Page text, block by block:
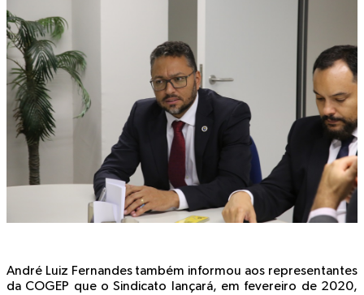
André Luiz Fernandes também informou aos representantes
da COGEP que o Sindicato lançará, em fevereiro de 2020,